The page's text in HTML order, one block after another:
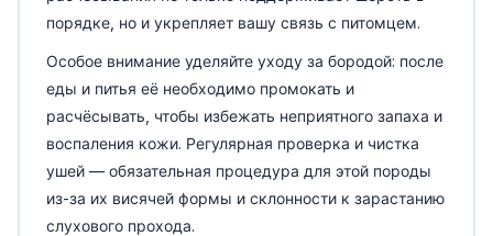
порядке, но и укрепляет вашу связь с питомцем.
Особое внимание уделяйте уходу за бородой: после
еды и питья её необходимо промокать и
расчёсывать, чтобы избежать неприятного запаха и
воспаления кожи. Регулярная проверка и чистка
ушей — обязательная процедура для этой породы
из-за их висячей формы и склонности к зарастанию
слухового прохода.